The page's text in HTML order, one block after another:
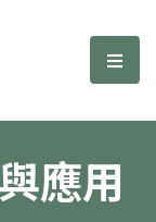
期刊 選
應用